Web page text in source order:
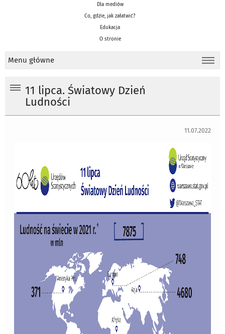
Dla mediów
Co, gdzie, jak załatwić?
Edukacja
O stronie
Menu główne
11 lipca. Światowy Dzień
Ludności
11.07.2022